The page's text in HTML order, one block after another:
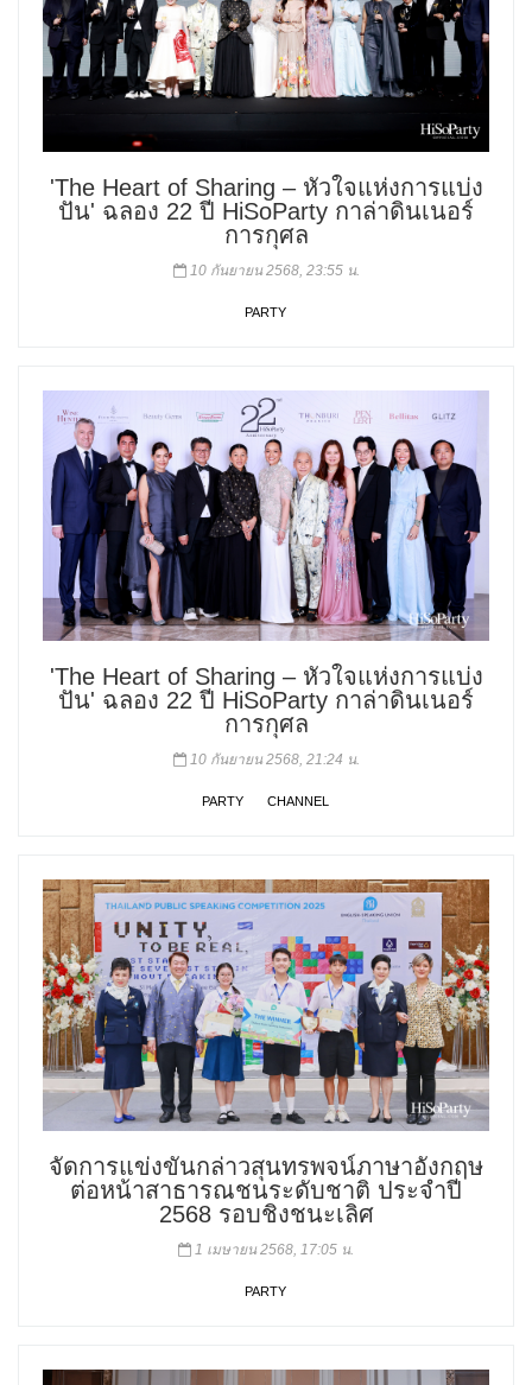
'The Heart of Sharing – หัวใจแห่งการแบ่ง
ปัน' ฉลอง 22 ปี HiSoParty กาล่าดินเนอร์
การกุศล
10 กันยายน 2568, 23:55 น.
PARTY
'The Heart of Sharing – หัวใจแห่งการแบ่ง
ปัน' ฉลอง 22 ปี HiSoParty กาล่าดินเนอร์
การกุศล
10 กันยายน 2568, 21:24 น.
PARTY CHANNEL
จัดการแข่งขันกล่าวสุนทรพจน์ภาษาอังกฤษ
ต่อหน้าสาธารณชนระดับชาติ ประจำปี
2568 รอบชิงชนะเลิศ
1 เมษายน 2568, 17:05 น.
PARTY